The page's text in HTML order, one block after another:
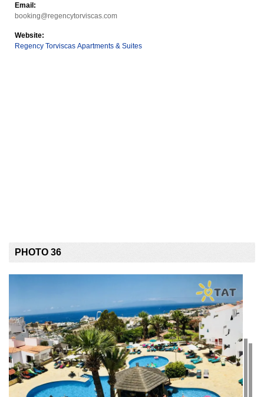
Email:
booking@regencytorviscas.com
Website:
Regency Torviscas Apartments & Suites
PHOTO 36